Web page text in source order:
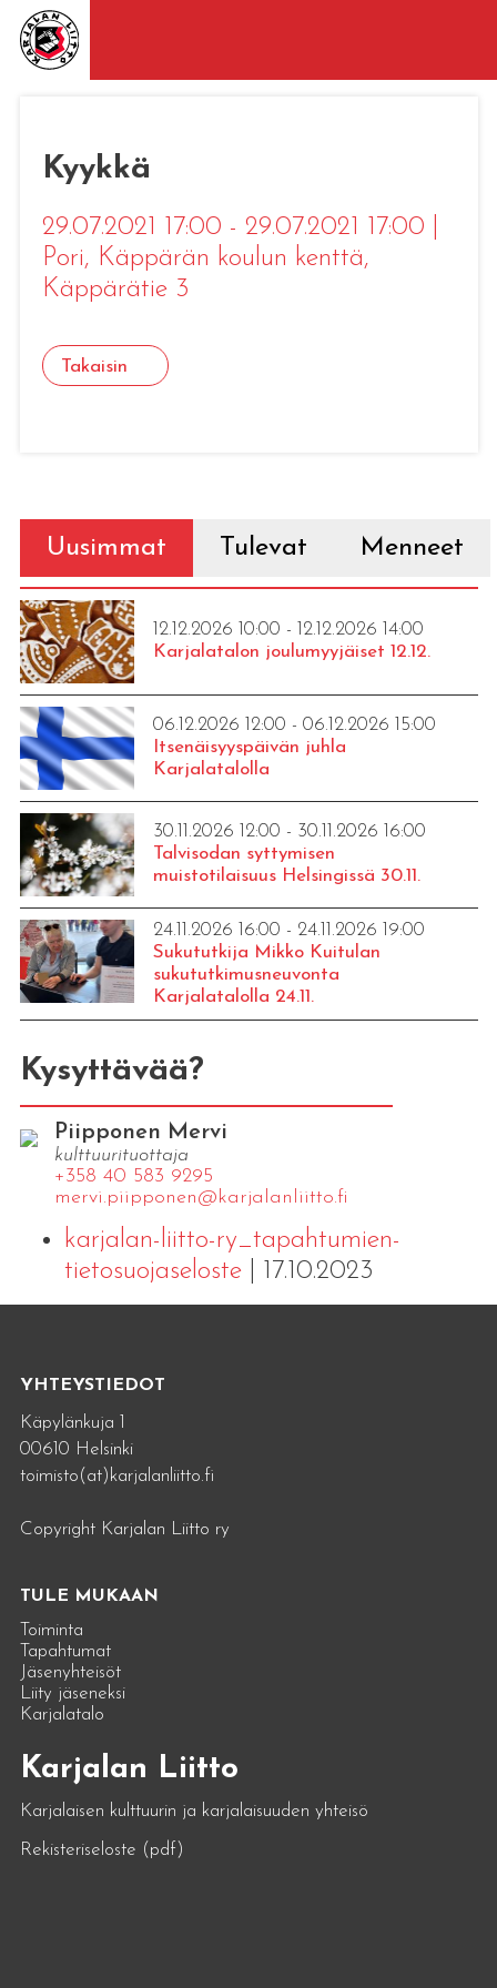
Kyykkä
29.07.2021 17:00 - 29.07.2021 17:00
Pori, Käppärän koulun kenttä,
Käppärätie 3
Takaisin
Uusimmat Tulevat Menneet
12.12.2026 10:00 - 12.12.2026 14:00
Karjalatalon joulumyyjäiset 12.12.
06.12.2026 12:00 - 06.12.2026 15:00
Itsenäisyyspäivän juhla
Karjalatalolla
30.11.2026 12:00 - 30.11.2026 16:00
Talvisodan syttymisen
muistotilaisuus Helsingissä 30.11.
24.11.2026 16:00 - 24.11.2026 19:00
Sukututkija Mikko Kuitulan
sukututkimusneuvonta
Karjalatalolla 24.11.
Kysyttävää?
Piipponen Mervi
kulttuurituottaja
+358 40 583 9295
mervi.​piipponen@​kar​jala​nlii​tto.​fi
karjalan-liitto-ry_tapahtumien-
tietosuojaseloste| 17.10.2023
YHTEYSTIEDOT
Käpylänkuja 1
00610 Helsinki
toimisto(at)karjalanliitto.fi
Copyright Karjalan Liitto ry
TULE MUKAAN
Toiminta
Tapahtumat
Jäsenyhteisöt
Liity jäseneksi
Karjalatalo
Karjalan Liitto
Karjalaisen kulttuurin ja karjalaisuuden yhteisö
Rekisteriseloste (pdf)